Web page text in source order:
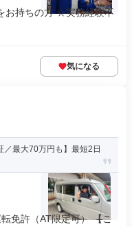
お持ちの方 ☆実務経験不
気になる
／最大70万円も】最短2日
免許（AT限定可） 【こ